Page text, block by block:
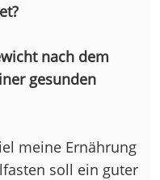
nach dem
gesunden
meine Ernährung
soll ein guter